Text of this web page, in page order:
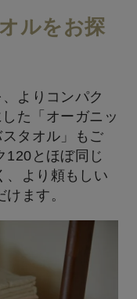
ルをお探
よりコンパク
た「オーガニッ
タオル」もご
120とほぼ同じ
、より頼もしい
ます。